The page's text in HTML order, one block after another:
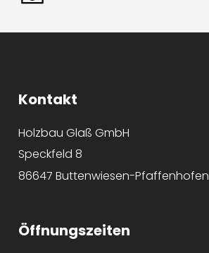
Kontakt
Holzbau Glaß GmbH
Speckfeld 8
86647 Buttenwiesen-Pfaffenhofen
Öffnungszeiten